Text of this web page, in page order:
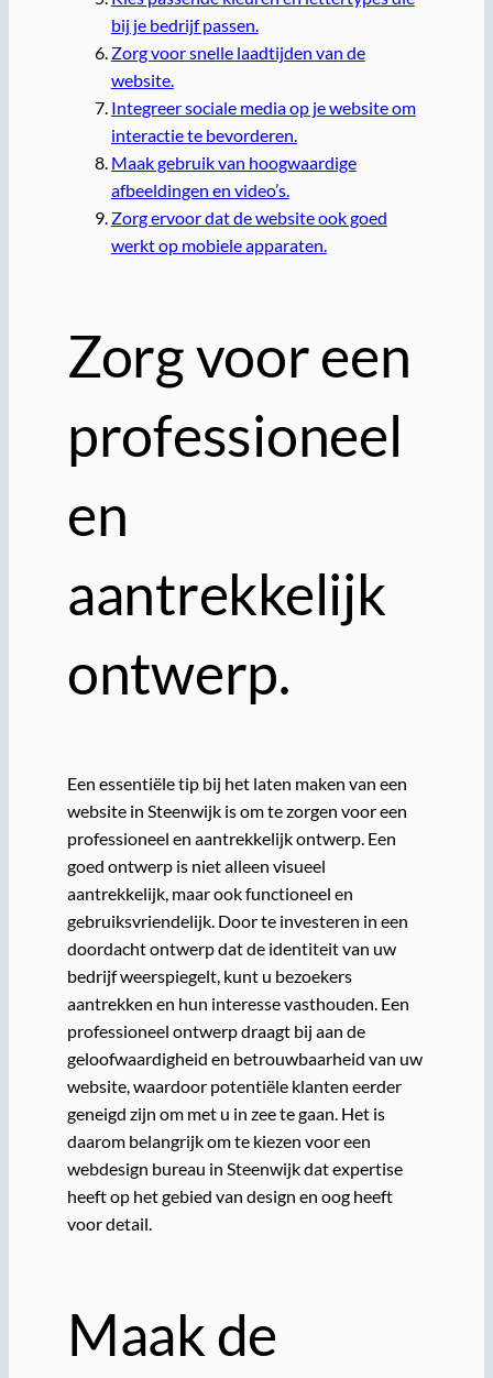
bij je bedrijf passen.
Zorg voor snelle laadtijden van de
website.
Integreer sociale media op je website om
interactie te bevorderen.
Maak gebruik van hoogwaardige
afbeeldingen en video’s.
Zorg ervoor dat de website ook goed
werkt op mobiele apparaten.
Zorg voor een
professioneel
en
aantrekkelijk
ontwerp.
Een essentiële tip bij het laten maken van een
website in Steenwijk is om te zorgen voor een
professioneel en aantrekkelijk ontwerp. Een
goed ontwerp is niet alleen visueel
aantrekkelijk, maar ook functioneel en
gebruiksvriendelijk. Door te investeren in een
doordacht ontwerp dat de identiteit van uw
bedrijf weerspiegelt, kunt u bezoekers
aantrekken en hun interesse vasthouden. Een
professioneel ontwerp draagt bij aan de
geloofwaardigheid en betrouwbaarheid van uw
website, waardoor potentiële klanten eerder
geneigd zijn om met u in zee te gaan. Het is
daarom belangrijk om te kiezen voor een
webdesign bureau in Steenwijk dat expertise
heeft op het gebied van design en oog heeft
voor detail.
Maak de